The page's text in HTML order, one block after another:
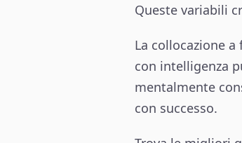
Queste variabili
La collocazione
con intelligenza
mentalmente
con successo.